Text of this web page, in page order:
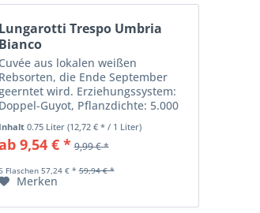
Lungarotti Trespo Umbria
Bianco
Cuvée aus lokalen weißen
Rebsorten, die Ende September
wird. Erziehungssystem:
Doppel-Guyot, Pflanzdichte: 5.000
Pflanzen pro Hektar,
durchschnittlicher Ertrag: 85
pro Hektar. Der
Inhalt 0.75 Liter (12,72 € * / 1 Liter)
9,54 € * 9,99 € *
Flaschen 57,24 € * 59,94 € *
Merken